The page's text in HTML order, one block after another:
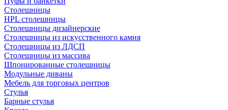
Столешницы
HPL столешницы
Столешницы дизайнерские
Столешницы из искусственного камня
Столешницы из ЛДСП
Столешницы из массива
Шпонированные столешницы
Модульные диваны
Мебель для торговых центров
Стулья
Барные стулья